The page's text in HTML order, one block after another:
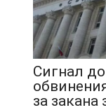
Сигнал
за закана